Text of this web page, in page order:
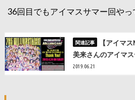
36回目でもアイマスサマー回やっ
【アイマ
美来さんのアイマ
2019.06.21